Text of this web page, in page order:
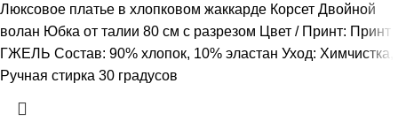
Люксовое платье в хлопковом жаккарде Корсет Двойной
волан Юбка от талии 80 см с разрезом Цвет / Принт: Принт
ГЖЕЛЬ Состав: 90% хлопок, 10% эластан Уход: Химчистка,
Ручная стирка 30 градусов